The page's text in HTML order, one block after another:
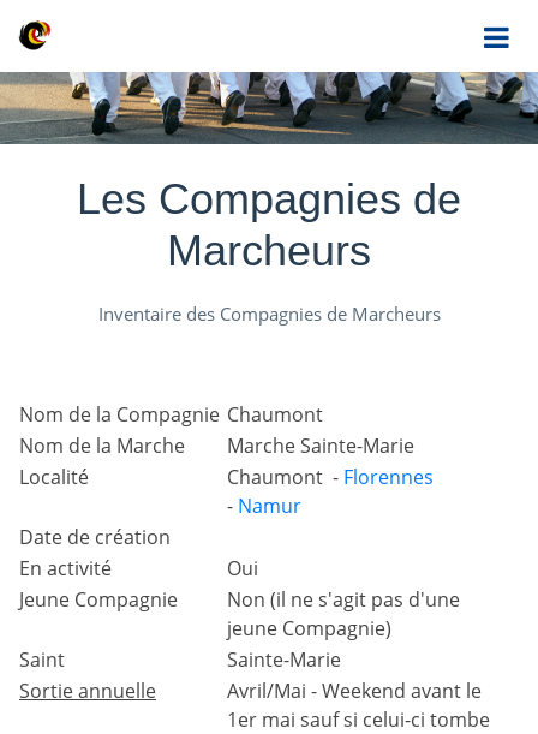
Les Compagnies de
Marcheurs
Inventaire des Compagnies de Marcheurs
Nom de la Compagnie Chaumont
Nom de la Marche
Marche Sainte-Marie
Localité
Chaumont - Florennes
- Namur
Date de création
En activité
Oui
Jeune Compagnie
Non (il ne s'agit pas d'une
jeune Compagnie)
Saint
Sainte-Marie
Sortie annuelle
Avril/Mai - Weekend avant le
1er mai sauf si celui-ci tombe